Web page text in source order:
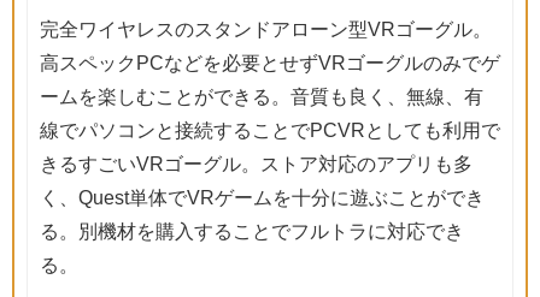
完全ワイヤレスのスタンドアローン型VRゴーグル。
高スペックPCなどを必要とせずVRゴーグルのみでゲ
ームを楽しむことができる。音質も良く、無線、有
線でパソコンと接続することでPCVRとしても利用で
きるすごいVRゴーグル。ストア対応のアプリも多
く、Quest単体でVRゲームを十分に遊ぶことができ
る。別機材を購入することでフルトラに対応でき
る。